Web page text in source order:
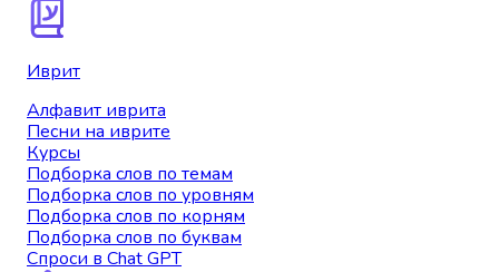
Иврит
Алфавит иврита
Песни на иврите
Курсы
Подборка слов по темам
Подборка слов по уровням
Подборка слов по корням
Подборка слов по буквам
Спроси в Chat GPT